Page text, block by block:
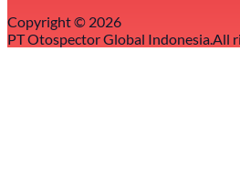
Copyright © 2026
PT Otospector Global Indonesia.All